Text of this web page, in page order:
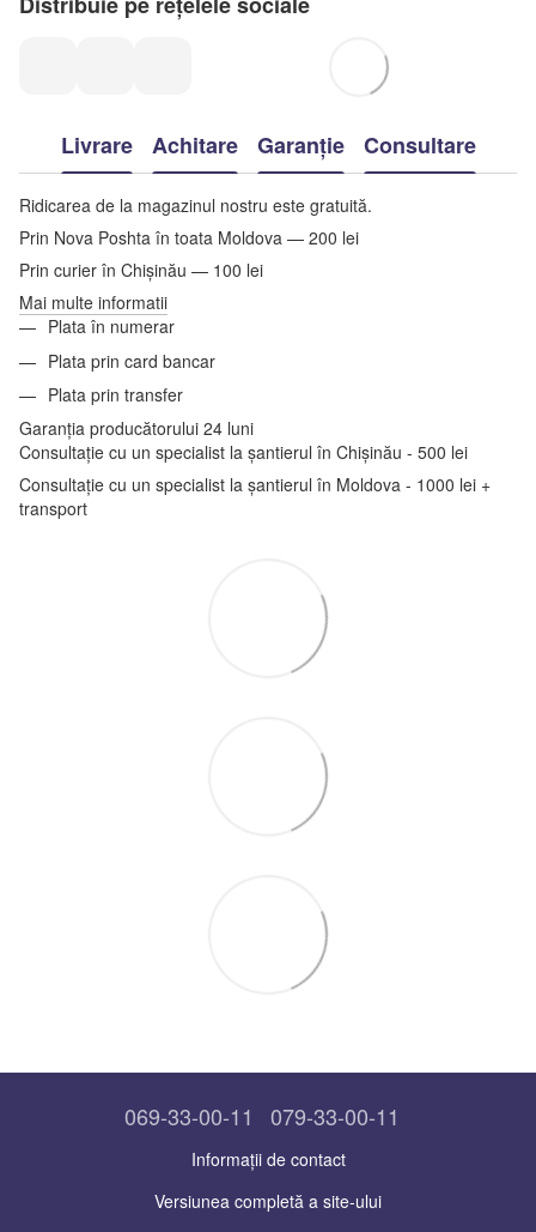
Livrare Achitare Garanție Consultare
Ridicarea de la magazinul nostru este gratuită.
Prin Nova Poshta în toata Moldova — 200 lei
Prin curier în Chișinău — 100 lei
Mai multe informatii
Plata în numerar
Plata prin card bancar
Plata prin transfer
Garanția producătorului 24 luni
Consultație cu un specialist la șantierul în Chișinău - 500 lei
Consultație cu un specialist la șantierul în Moldova - 1000 lei +
transport
069-33-00-11 079-33-00-11
Informații de contact
Versiunea completă a site-ului